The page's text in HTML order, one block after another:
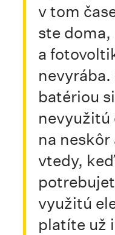
v tom
ste
a
batériou
na
vtedy,
využitú
platíte už